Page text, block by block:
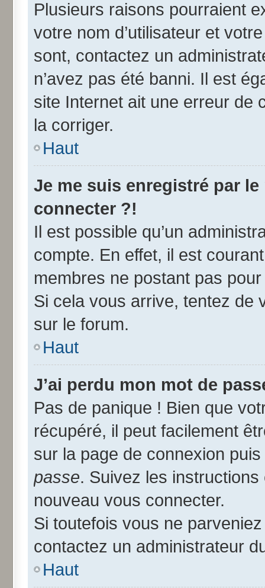
Plusieurs raisons pourraient
votre nom d’utilisateur et
sont, contactez un
n’avez pas été banni. Il est
site Internet ait une erreur de
la corriger.
Haut
Je me suis enregistré par
connecter ?!
Il est possible qu’un
compte. En effet, il est
membres ne postant pas
Si cela vous arrive, tentez de
sur le forum.
Haut
J’ai perdu mon mot de
Pas de panique ! Bien que
récupéré, il peut facilement
sur la page de connexion
passe. Suivez les
nouveau vous connecter.
Si toutefois vous ne
contactez un administrateur
Haut